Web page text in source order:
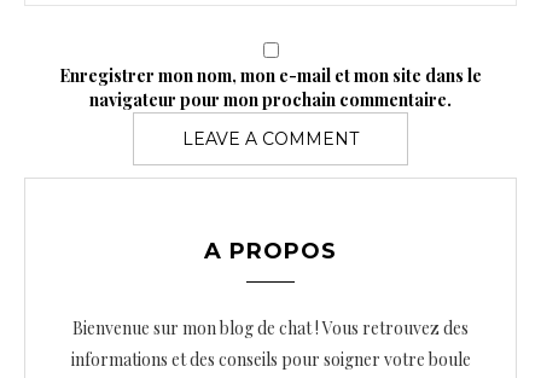
Enregistrer mon nom, mon e-mail et mon site dans le
navigateur pour mon prochain commentaire.
A PROPOS
Bienvenue sur mon blog de chat ! Vous retrouvez des
informations et des conseils pour soigner votre boule